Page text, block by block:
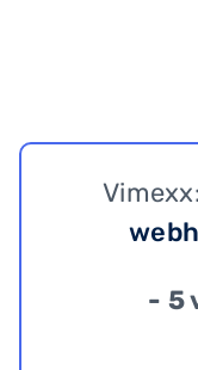
Vimexx:
- 5